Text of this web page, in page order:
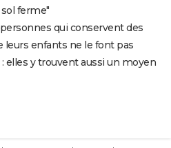
ferme"
qui conservent des
leurs enfants ne le font pas
elles y trouvent aussi un moyen